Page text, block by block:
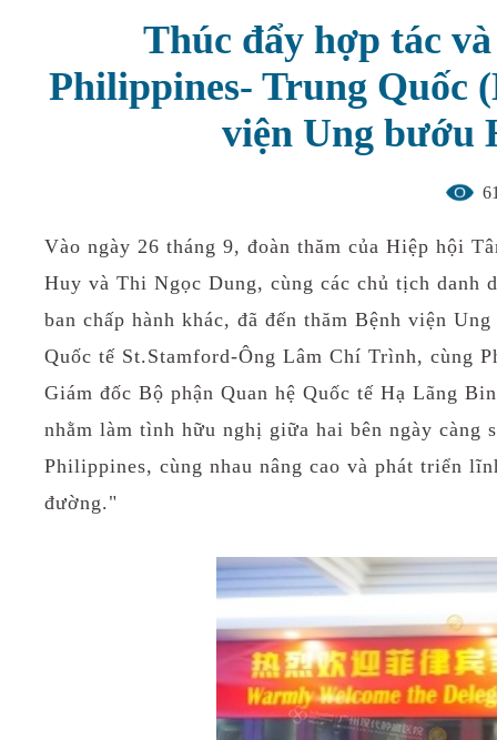
Thúc đẩy hợp tác
Philippines- Trung Quốc
viện Ung bướu
61
Vào ngày 26 tháng 9, đoàn thăm của Hiệp hội
Huy và Thi Ngọc Dung, cùng các chủ tịch danh
ban chấp hành khác, đã đến thăm Bệnh viện Ung
Quốc tế St.Stamford-Ông Lâm Chí Trình, cùng
Giám đốc Bộ phận Quan hệ Quốc tế Hạ Lãng Bi
nhằm làm tình hữu nghị giữa hai bên ngày càng
Philippines, cùng nhau nâng cao và phát triển
đường."